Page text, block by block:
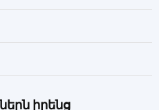
իրենց